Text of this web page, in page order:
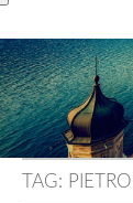
TAG: